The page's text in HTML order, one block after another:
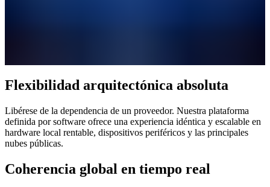
Flexibilidad arquitectónica absoluta
Libérese de la dependencia de un proveedor. Nuestra plataforma
definida por software ofrece una experiencia idéntica y escalable en
hardware local rentable, dispositivos periféricos y las principales
nubes públicas.
Coherencia global en tiempo real